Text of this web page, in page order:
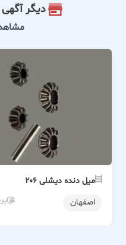
دیگر
میل دنده دیشلی ۲۰۶
اصفهان